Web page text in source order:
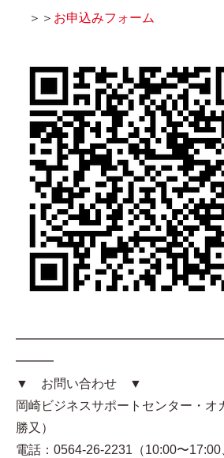
＞＞ お申込みフォーム
━━━
▼ お問い合わせ ▼
岡崎ビジネスサポートセンター・オ
勝又）
電話：0564-26-2231（10:00〜17:00